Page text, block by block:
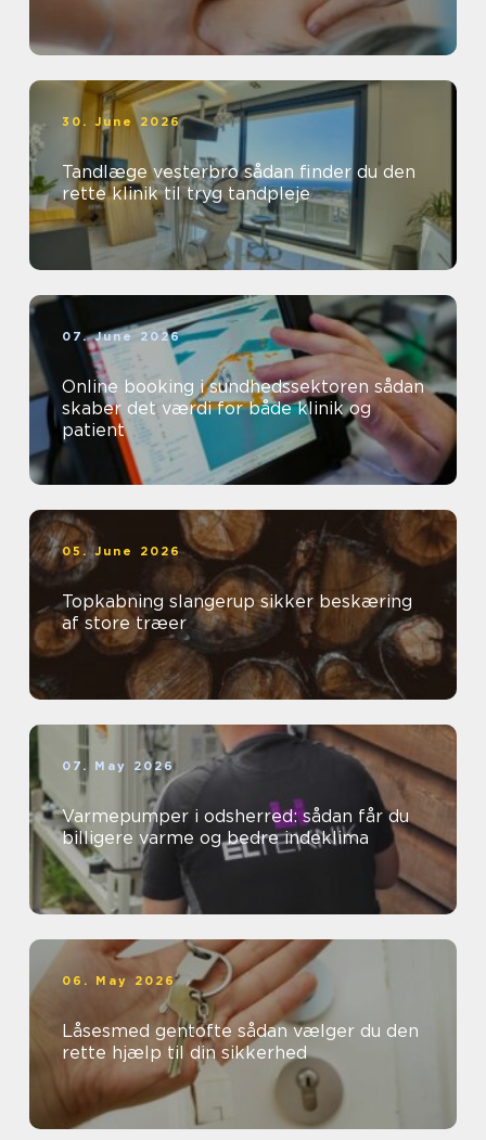
30. June 2026
Tandlæge vesterbro sådan finder du den
rette klinik til tryg tandpleje
07. June 2026
Online booking i sundhedssektoren sådan
skaber det værdi for både klinik og
patient
05. June 2026
Topkabning slangerup sikker beskæring
af store træer
07. May 2026
Varmepumper i odsherred: sådan får du
billigere varme og bedre indeklima
06. May 2026
Låsesmed gentofte sådan vælger du den
rette hjælp til din sikkerhed